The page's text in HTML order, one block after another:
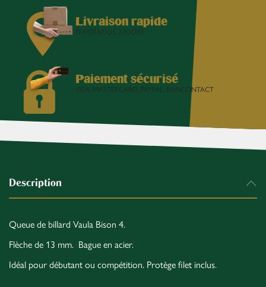
Livraison rapide
ENVOI SOUS 2 JOURS
Paiement sécurisé
VISA, MASTERCARD, PAYPAL, BANCONTACT
Description
Queue de billard Vaula Bison 4.
Flèche de 13 mm. Bague en acier.
Idéal pour débutant ou compétition. Protège filet inclus.